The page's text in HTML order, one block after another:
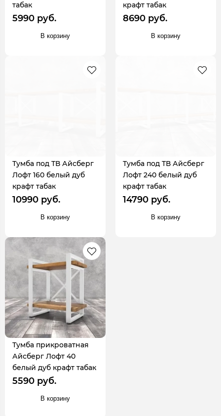
табак
5990 руб.
В корзину
крафт табак
8690 руб.
В корзину
Тумба под ТВ Айсберг
Лофт 160 белый дуб
крафт табак
10990 руб.
В корзину
Тумба под ТВ Айсберг
Лофт 240 белый дуб
крафт табак
14790 руб.
В корзину
Тумба прикроватная
Айсберг Лофт 40
белый дуб крафт табак
5590 руб.
В корзину